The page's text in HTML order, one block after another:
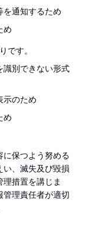
を通知するため
め
です。
識別できない形式
示のため
め
に保つよう努める
い、滅失及び毀損
措置を講じま
管理責任者が適切